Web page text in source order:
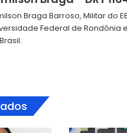
Braga Barroso, Militar do
Federal de